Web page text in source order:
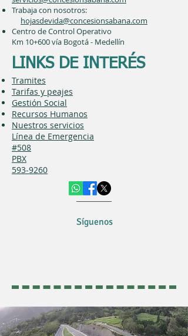
Trabaja con nosotros:
hojasdevida@concesionsabana.com
Centro de Control Operativo
Km 10+600 vía Bogotá - Medellín
LINKS DE INTERÉS
Tramites
Tarifas y peajes
Gestión Social
Recursos Humanos
Nuestros servicios
Línea de Emergencia
#508
PBX
593-9260
Síguenos